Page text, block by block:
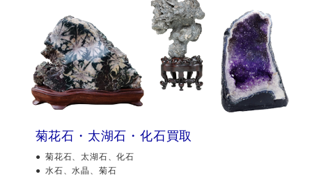
菊花石・太湖石・化石買取
菊花石、太湖石、化石
水石、水晶、菊石